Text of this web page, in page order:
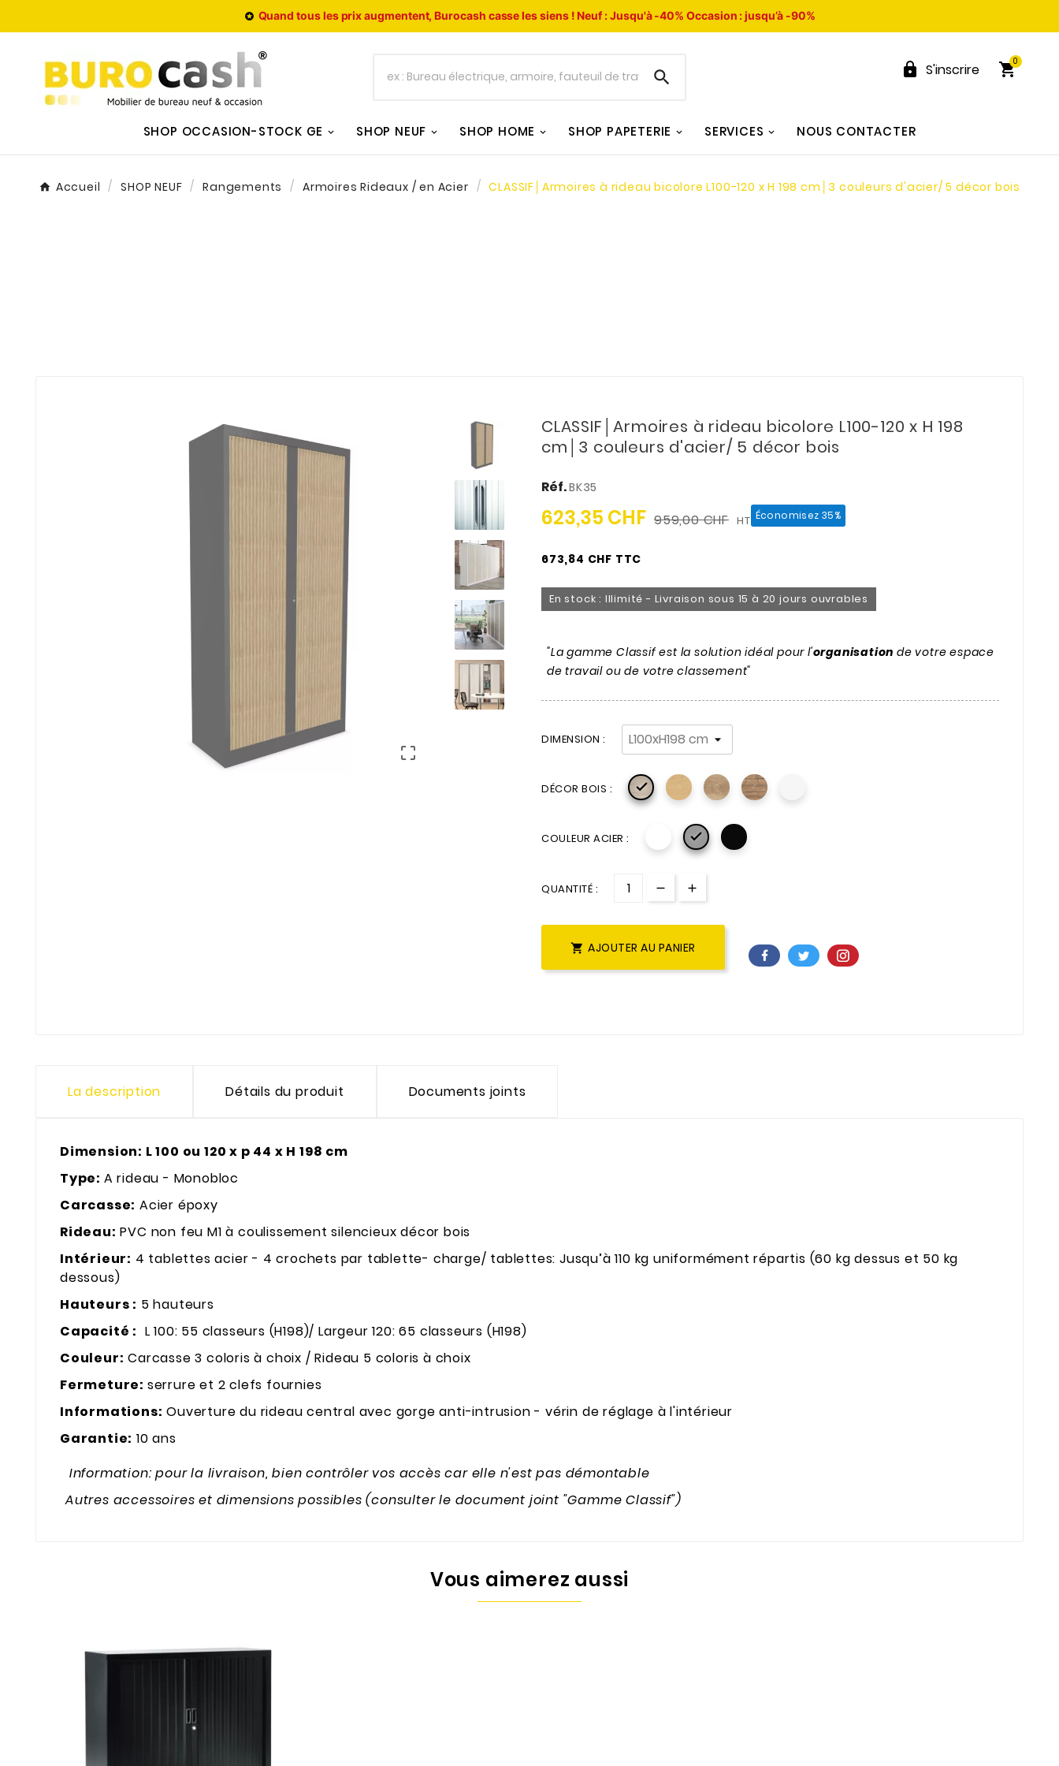
 Quand tous les prix augmentent, Burocash casse les siens !Neuf : Jusqu'à -40%Occasion : jusqu’à -90%
  S'inscrire 
0
SHOP OCCASION-STOCK GE SHOP NEUF SHOP HOME SHOP PAPETERIE SERVICES NOUS CONTACTER
Accueil SHOP NEUF Rangements Armoires Rideaux / en Acier CLASSIF│Armoires à rideau bicolore L100-120 x H 198 cm│3 couleurs d'acier/ 5 décor bois

CLASSIF│Armoires à rideau bicolore L100-120 x H 198
cm│3 couleurs d'acier/ 5 décor bois
Réf.BK35
623,35 CHF 959,00 CHF HT Économisez 35%
673,84 CHF TTC
En stock : Illimité - Livraison sous 15 à 20 jours ouvrables
"La gamme Classif est la solution idéal pour l'organisation de votre espace
de travail ou de votre classement"
DIMENSION :
DÉCOR BOIS : 
COULEUR ACIER : 
QUANTITÉ :
 AJOUTER AU PANIER
La description Détails du produit Documents joints
Dimension: L 100 ou 120 x p 44 x H 198 cm
Type: A rideau - Monobloc
Carcasse: Acier époxy
Rideau: PVC non feu M1 à coulissement silencieux décor bois
Intérieur: 4 tablettes acier - 4 crochets par tablette- charge/ tablettes: Jusqu’à 110 kg uniformément répartis (60 kg dessus et 50 kg
dessous)
Hauteurs : 5 hauteurs
Capacité : L 100: 55 classeurs (H198)/ Largeur 120: 65 classeurs (H198)
Couleur: Carcasse 3 coloris à choix / Rideau 5 coloris à choix
Fermeture: serrure et 2 clefs fournies
Informations: Ouverture du rideau central avec gorge anti-intrusion - vérin de réglage à l'intérieur
Garantie: 10 ans
Information: pour la livraison, bien contrôler vos accès car elle n'est pas démontable
Autres accessoires et dimensions possibles (consulter le document joint "Gamme Classif")
Vous aimerez aussi